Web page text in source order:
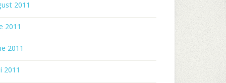
2011
2011
2011
2011